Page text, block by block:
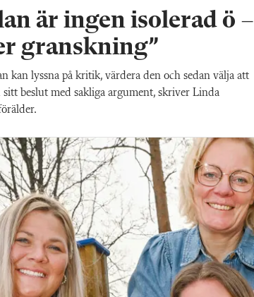
är ingen isolerad ö –
granskning”
kan lyssna på kritik, värdera den och sedan välja att
beslut med sakliga argument, skriver Linda